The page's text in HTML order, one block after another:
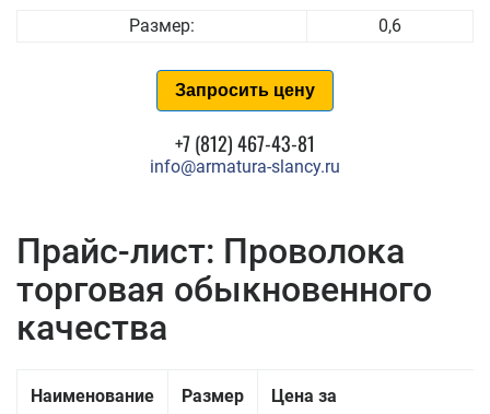
Размер:
0,6
Запросить цену
+7 (812) 467-43-81
info@armatura-slancy.ru
Прайс-лист: Проволока
торговая обыкновенного
качества
Наименование Размер Цена за